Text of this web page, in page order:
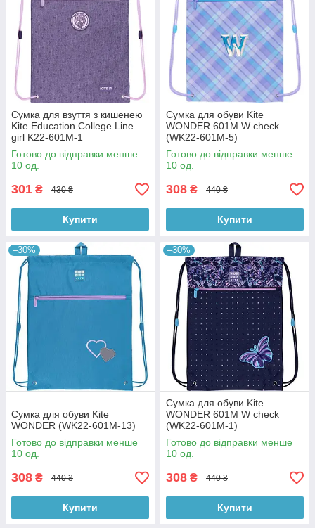
Сумка для взуття з кишенею
Kite Education College Line
girl K22-601M-1
Готово до відправки менше
10 од.
301 ₴ 430 ₴
Купити
Сумка для обуви Kite
WONDER 601M W check
(WK22-601M-5)
Готово до відправки менше
10 од.
308 ₴ 440 ₴
Купити
–30%
Сумка для обуви Kite
WONDER (WK22-601M-13)
Готово до відправки менше
10 од.
308 ₴ 440 ₴
Купити
–30%
Сумка для обуви Kite
WONDER 601M W check
(WK22-601M-1)
Готово до відправки менше
10 од.
308 ₴ 440 ₴
Купити